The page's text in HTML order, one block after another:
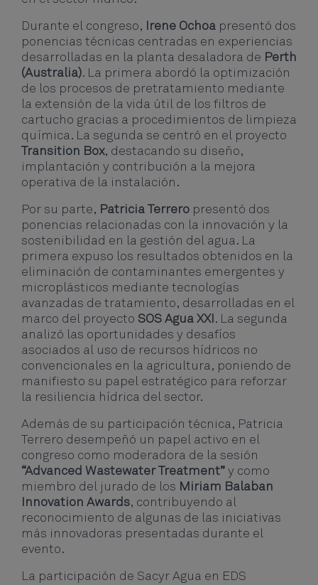
Durante el congreso, Irene Ochoa presentó dos
ponencias técnicas centradas en experiencias
desarrolladas en la planta desaladora de Perth
(Australia). La primera abordó la optimización
de los procesos de pretratamiento mediante
la extensión de la vida útil de los filtros de
cartucho gracias a procedimientos de limpieza
química. La segunda se centró en el proyecto
Transition Box, destacando su diseño,
implantación y contribución a la mejora
operativa de la instalación.
Por su parte, Patricia Terrero presentó dos
ponencias relacionadas con la innovación y la
sostenibilidad en la gestión del agua. La
primera expuso los resultados obtenidos en la
eliminación de contaminantes emergentes y
microplásticos mediante tecnologías
avanzadas de tratamiento, desarrolladas en el
marco del proyecto SOS Agua XXI . La segunda
analizó las oportunidades y desafíos
asociados al uso de recursos hídricos no
convencionales en la agricultura, poniendo de
manifiesto su papel estratégico para reforzar
la resiliencia hídrica del sector.
Además de su participación técnica, Patricia
Terrero desempeñó un papel activo en el
congreso como moderadora de la sesión
“Advanced Wastewater Treatment” y como
miembro del jurado de los Miriam Balaban
Innovation Awards, contribuyendo al
reconocimiento de algunas de las iniciativas
más innovadoras presentadas durante el
evento.
La participación de Sacyr Agua en EDS